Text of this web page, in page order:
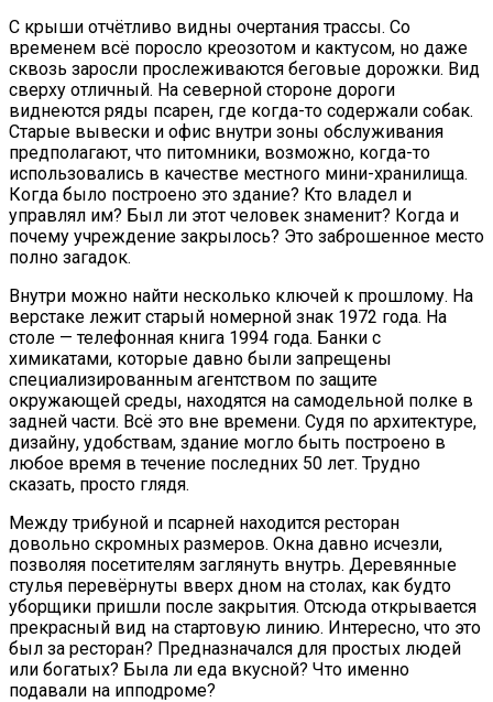
С крыши отчётливо видны очертания трассы. Со
временем всё поросло креозотом и кактусом, но даже
сквозь заросли прослеживаются беговые дорожки. Вид
сверху отличный. На северной стороне дороги
виднеются ряды псарен, где когда-то содержали собак.
Старые вывески и офис внутри зоны обслуживания
предполагают, что питомники, возможно, когда-то
использовались в качестве местного мини-хранилища.
Когда было построено это здание? Кто владел и
управлял им? Был ли этот человек знаменит? Когда и
почему учреждение закрылось? Это заброшенное место
полно загадок.
Внутри можно найти несколько ключей к прошлому. На
верстаке лежит старый номерной знак 1972 года. На
столе — телефонная книга 1994 года. Банки с
химикатами, которые давно были запрещены
специализированным агентством по защите
окружающей среды, находятся на самодельной полке в
задней части. Всё это вне времени. Судя по архитектуре,
дизайну, удобствам, здание могло быть построено в
любое время в течение последних 50 лет. Трудно
сказать, просто глядя.
Между трибуной и псарней находится ресторан
довольно скромных размеров. Окна давно исчезли,
позволяя посетителям заглянуть внутрь. Деревянные
стулья перевёрнуты вверх дном на столах, как будто
уборщики пришли после закрытия. Отсюда открывается
прекрасный вид на стартовую линию. Интересно, что это
был за ресторан? Предназначался для простых людей
или богатых? Была ли еда вкусной? Что именно
подавали на ипподроме?